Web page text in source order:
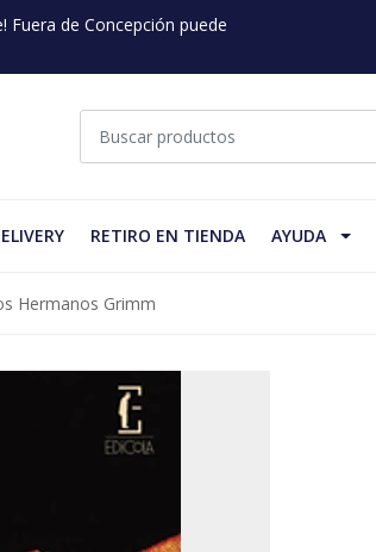
Fuera de Concepción puede
RETIRO EN TIENDA AYUDA
Hermanos Grimm